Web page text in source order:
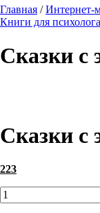
Главная /Интернет-
Книги для психолога
Сказки с
Сказки с
223